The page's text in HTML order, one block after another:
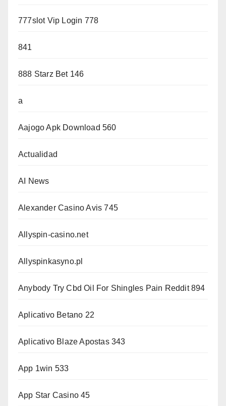
777slot Vip Login 778
841
888 Starz Bet 146
a
Aajogo Apk Download 560
Actualidad
AI News
Alexander Casino Avis 745
Allyspin-casino.net
Allyspinkasyno.pl
Anybody Try Cbd Oil For Shingles Pain Reddit 894
Aplicativo Betano 22
Aplicativo Blaze Apostas 343
App 1win 533
App Star Casino 45